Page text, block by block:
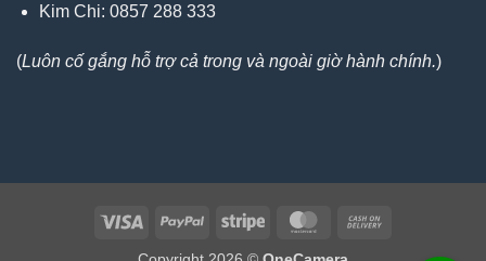
Kim Chi: 0857 288 333
(Luôn cố gắng hỗ trợ cả trong và ngoài giờ hành chính.)
Visa PayPal Stripe MasterCard